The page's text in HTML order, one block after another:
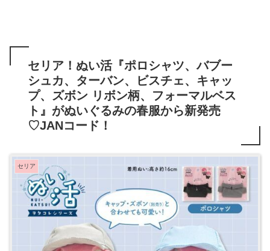
セリア！ぬい活『ポロシャツ、バブー
シュカ、ターバン、ビスチェ、キャッ
プ、ズボン リボン柄、フォーマルベス
ト』がぬいぐるみの春服から新発売
♡JANコード！
セリア